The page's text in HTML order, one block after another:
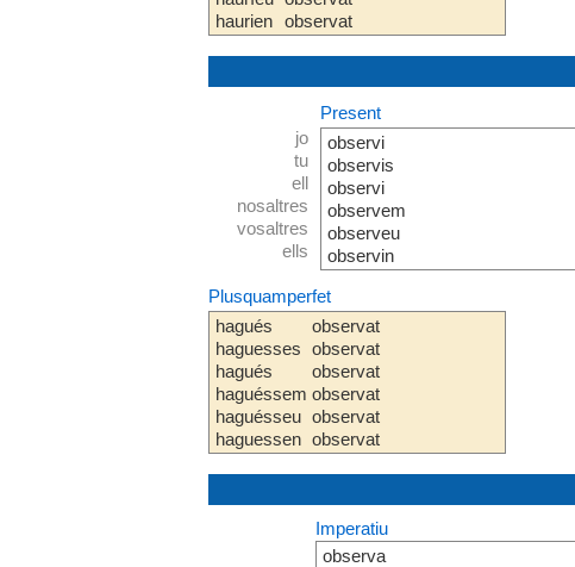
haurien
observat
jo
tu
ell
nosaltres
vosaltres
ells
Present
observi
observis
observi
observem
observeu
observin
Plusquamperfet
hagués
haguesses
hagués
haguéssem
haguésseu
haguessen
observat
observat
observat
observat
observat
observat
Imperatiu
observa